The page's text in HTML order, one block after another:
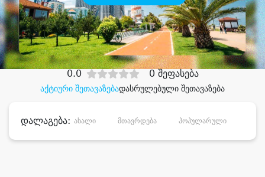
შეიძინესასურველი მომსახურება
დიდი დანაზოგით
აქტიური შეთავაზებადასრულებული შეთავაზება
0.0 0 შეფასება
დალაგება: ახალი მთავრდება პოპულარული